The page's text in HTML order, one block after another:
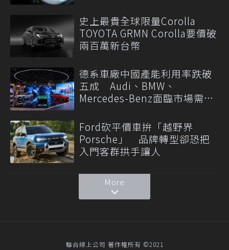
史上最貴全球限量Corolla
TOYOTA GRMN Corolla要價破
兩百萬新台幣
德系車廠中國產能利用率跌破
五成 Audi、BMW、
Mercedes-Benz面臨市場需求
Ford砍平價車拚「越野界
Porsche」 品牌轉型卻恐把
入門客群拱手讓人
More
聯合線上公司 著作權所有 ©2021